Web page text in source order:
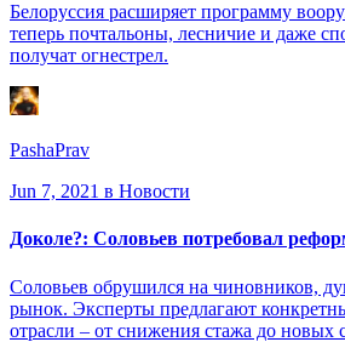
Белоруссия расширяет программу
теперь почтальоны, лесничие и даже
получат огнестрел.
PashaPrav
Jun 7, 2021 в Новости
Доколе?: Соловьев потребовал
Соловьев обрушился на чиновников,
рынок. Эксперты предлагают
отрасли – от снижения стажа до новых